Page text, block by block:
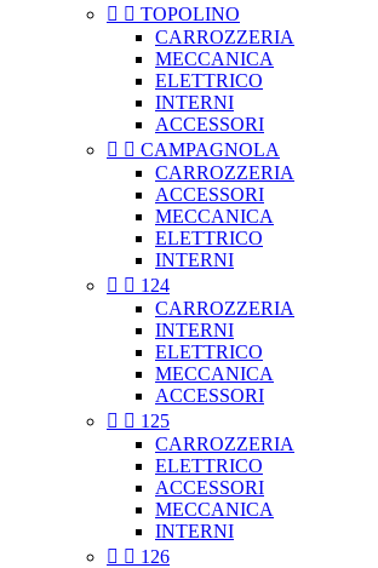
  TOPOLINO
CARROZZERIA
MECCANICA
ELETTRICO
INTERNI
ACCESSORI
  CAMPAGNOLA
CARROZZERIA
ACCESSORI
MECCANICA
ELETTRICO
INTERNI
  124
CARROZZERIA
INTERNI
ELETTRICO
MECCANICA
ACCESSORI
  125
CARROZZERIA
ELETTRICO
ACCESSORI
MECCANICA
INTERNI
  126